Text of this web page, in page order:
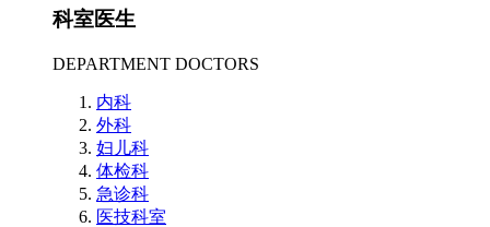
科室医生
DEPARTMENT DOCTORS
内科
外科
妇儿科
体检科
急诊科
医技科室